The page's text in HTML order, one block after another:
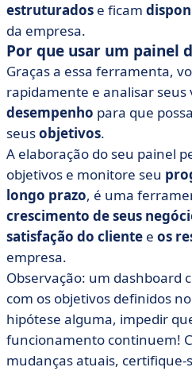
estruturados e ficam
da empresa.
Por que usar um painel
Graças a essa ferramenta,
rapidamente e analisar seus
desempenho para que
seusobjetivos.
A elaboração do seu painel
objetivos e monitore seu
longo prazo, é uma
crescimento de seus
satisfação do cliente e os
empresa.
Observação: um dashboard
com os objetivos definidos
hipótese alguma, impedir
funcionamento continuem!
mudanças atuais, certifique-